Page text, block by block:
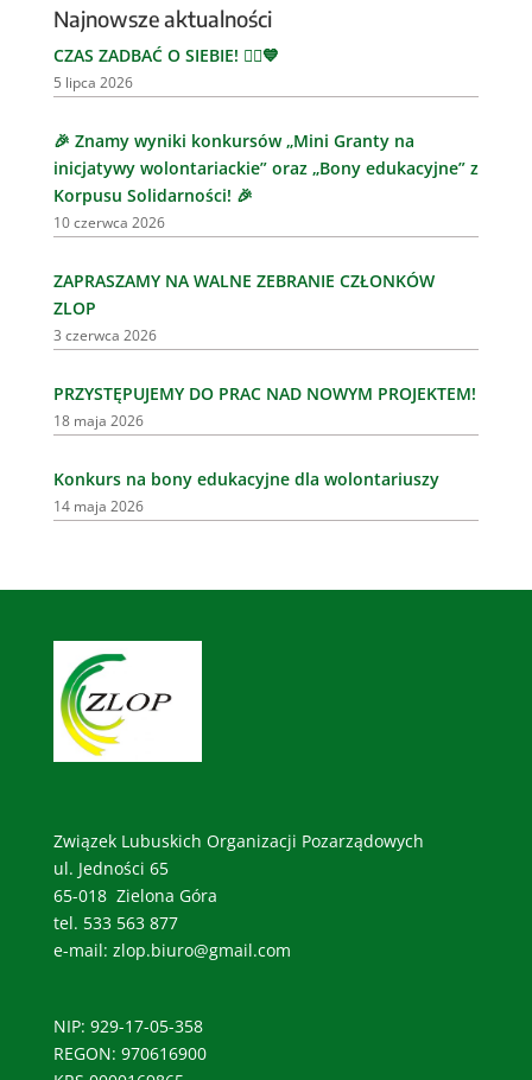
Najnowsze aktualności
CZAS ZADBAĆ O SIEBIE! 🏃‍♂️💙
5 lipca 2026
🎉 Znamy wyniki konkursów „Mini Granty na
inicjatywy wolontariackie” oraz „Bony edukacyjne” z
Korpusu Solidarności! 🎉
10 czerwca 2026
ZAPRASZAMY NA WALNE ZEBRANIE CZŁONKÓW
ZLOP
3 czerwca 2026
PRZYSTĘPUJEMY DO PRAC NAD NOWYM PROJEKTEM!
18 maja 2026
Konkurs na bony edukacyjne dla wolontariuszy
14 maja 2026
Związek Lubuskich Organizacji Pozarządowych
ul. Jedności 65
65-018 Zielona Góra
tel. 533 563 877
e-mail: zlop.biuro@gmail.com
NIP: 929-17-05-358
REGON: 970616900